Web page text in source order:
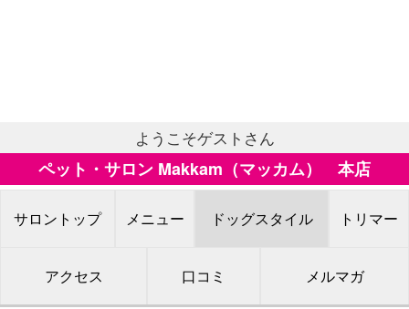
ようこそゲストさん
ペット・サロン Makkam（マッカム） 本店
サロントップ メニュー ドッグスタイル トリマー
アクセス 口コミ メルマガ